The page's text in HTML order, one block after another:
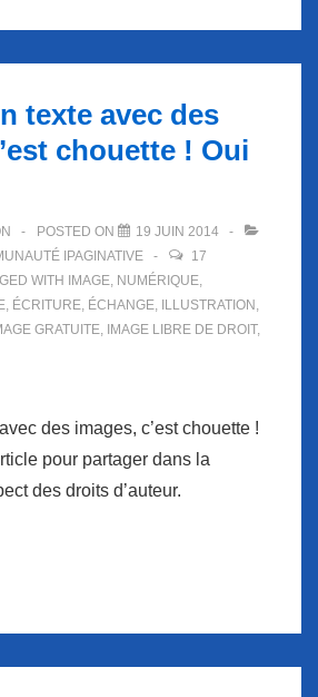
texte avec des
chouette ! Oui
POSTED ON
19 JUIN 2014
IPAGINATIVE
17
WITH IMAGE NUMÉRIQUE
ÉCRITURE ÉCHANGE ILLUSTRATION
GRATUITE IMAGE LIBRE DE DROIT,
des images, c’est chouette !
pour partager dans la
des droits d’auteur.